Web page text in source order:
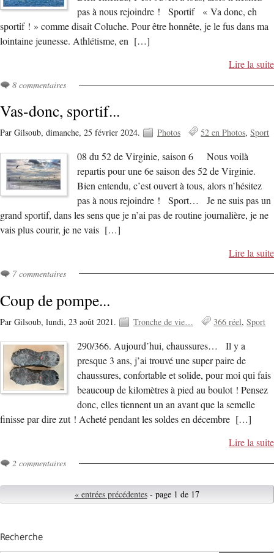
pas à nous rejoindre ! Sportif « Va donc, eh
sportif ! » comme disait Coluche. Pour être honnête, je le fus dans ma
lointaine jeunesse. Athlétisme, en […]
Lire la suite
8 commentaires
Vas-donc, sportif...
Par Gilsoub, dimanche, 25 février 2024. Photos 52 en Photos Sport
08 du 52 de Virginie, saison 6 Nous voilà
repartis pour une 6e saison des 52 de Virginie.
Bien entendu, c’est ouvert à tous, alors n’hésitez
pas à nous rejoindre ! Sport… Je ne suis pas un
grand sportif, dans les sens que je n’ai pas de routine journalière, je ne
vais plus courir, je ne vais […]
Lire la suite
7 commentaires
Coup de pompe...
Par Gilsoub, lundi, 23 août 2021. Tronche de vie… 366 réel Sport
290/366. Aujourd’hui, chaussures… Il y a
presque 3 ans, j’ai trouvé une super paire de
chaussures, confortable et solide, pour moi qui fais
beaucoup de kilomètres à pied au boulot ! Pensez
donc, elles tiennent un an avant que la semelle
finisse par dire zut ! Acheté pendant les soldes en décembre […]
Lire la suite
2 commentaires
« entrées précédentes- page 1 de 17
Recherche